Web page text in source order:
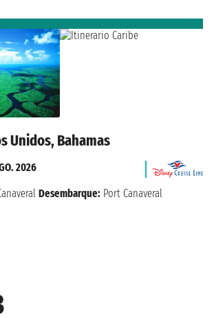
Unidos, Bahamas
2026
Desembarque: Port Canaveral